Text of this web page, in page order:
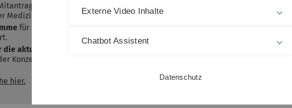
der nicht-medizinischen Fakultäten möglich. Anträge einer
Medizin bzw. eines Verbundes alleine aus der Medizin sind nicht förderfähig.
für einzeln geförderte Personen beträgt 50.000€, Lehr-Gruppen werden mit
aktuelle Ausschreibungsrunde endet am 31. Mai 2026,
Konzeptionsphase im Wintersemester 2026/27 oder im Sommersemester 2027
hier.
Externe Video Inhalte
Chatbot Assistent
Datenschutz